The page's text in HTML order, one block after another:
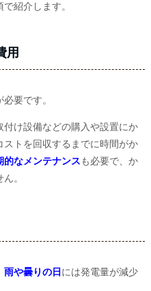
紹介します。
用
必要です。
け設備などの購入や設置にか
トを回収するまでに時間がか
的なメンテナンスも必要で、か
。
雨や曇りの日 には発電量が減少